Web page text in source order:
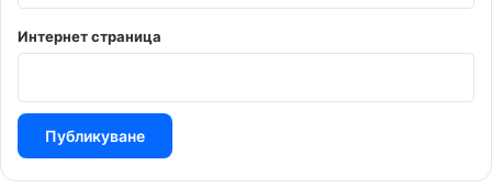
Интернет страница